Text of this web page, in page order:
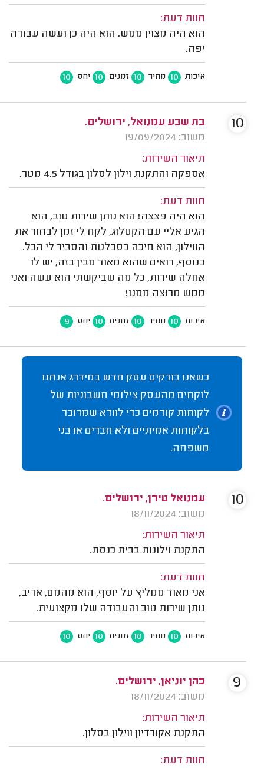
חוות דעת:
הוא היה מצוין ממש. הוא היה כן ועשה עבודה
יפה.
איכות 10 מחיר 10 זמנים 10 יחס 10
בת שבע עמנואל, ירושלים.
משוב: 19/09/2024
תיאור השירות:
אספקה והתקנת וילון לסלון בגודל 4.5 מטר.
חוות דעת:
הוא היה פצצה! הוא נותן שירות טוב, הוא
הגיע אליי עם הקטלוג, לקח לי זמן לבחור את
הווילון, הוא חיכה בסבלנות והסביר לי הכל.
בנוסף, רואים שהוא מאוד מבין בזה, יש לו
אחלה שירות, כל מה שביקשתי הוא עשה ואני
ממש מרוצה ממנו!
איכות 10 מחיר 10 זמנים 10 יחס 9
10
כשאנו בודקים עסק חדש במידרג אנחנו
לוקחים מהעסק צילומי חשבוניות של
לקוחות קודמים כדי לוודא שמדובר
בלקוחות אמיתיים ולא חברים או בני
משפחה.
עמנואל טירן, ירושלים.
משוב: 18/11/2024
תיאור השירות:
התקנת וילונות בבית כנסת.
חוות דעת:
אני מאוד ממליץ על יוסף, הוא מהמם, אדיב,
נותן שירות טוב והעבודה שלו מקצועית.
איכות 10 מחיר 10 זמנים 10 יחס 10
10
כהן יוניאן, ירושלים.
משוב: 18/11/2024
תיאור השירות:
התקנת אקורדיון ווילון בסלון.
חוות דעת:
9